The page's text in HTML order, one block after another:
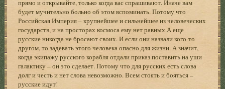
прямо и открывайте, только когда вас спрашивают. Иначе вам
будет мучительно больно об этом вспоминать. Потому что
Российская Империя – крупнейшее и сильнейшее из человеческих
государств, и на просторах космоса ему нет равных.А еще
русские никогда не бросают своих. И если они назвали кого-то
другом, то задевать этого человека опасно для жизни. А значит,
когда экипажу русского корабля отдали приказ поставить на уши
галактику – он это сделает. Потому что для русских есть слова
долг и честь и нет слова невозможно. Всем стоять и бояться –
русские идут!